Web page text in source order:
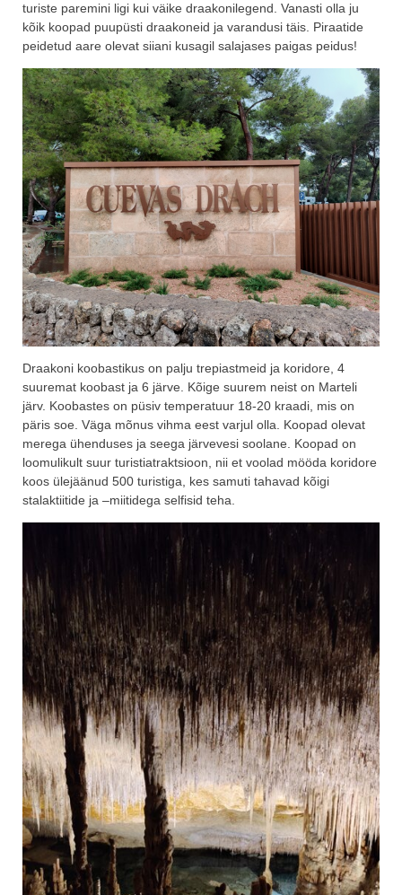
turiste paremini ligi kui väike draakonilegend. Vanasti olla ju
kõik koopad puupüsti draakoneid ja varandusi täis. Piraatide
peidetud aare olevat siiani kusagil salajases paigas peidus!
Draakoni koobastikus on palju trepiastmeid ja koridore, 4
suuremat koobast ja 6 järve. Kõige suurem neist on Marteli
järv. Koobastes on püsiv temperatuur 18-20 kraadi, mis on
päris soe. Väga mõnus vihma eest varjul olla. Koopad olevat
merega ühenduses ja seega järvevesi soolane. Koopad on
loomulikult suur turistiatraktsioon, nii et voolad mööda koridore
koos ülejäänud 500 turistiga, kes samuti tahavad kõigi
stalaktiitide ja –miitidega selfisid teha.